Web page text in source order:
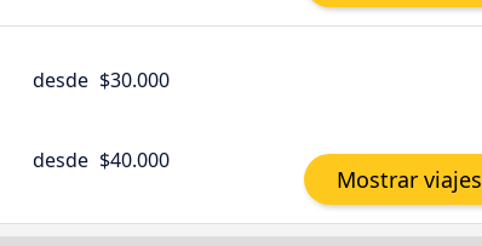
desde $30.000
desde $40.000
Mostrar viajes